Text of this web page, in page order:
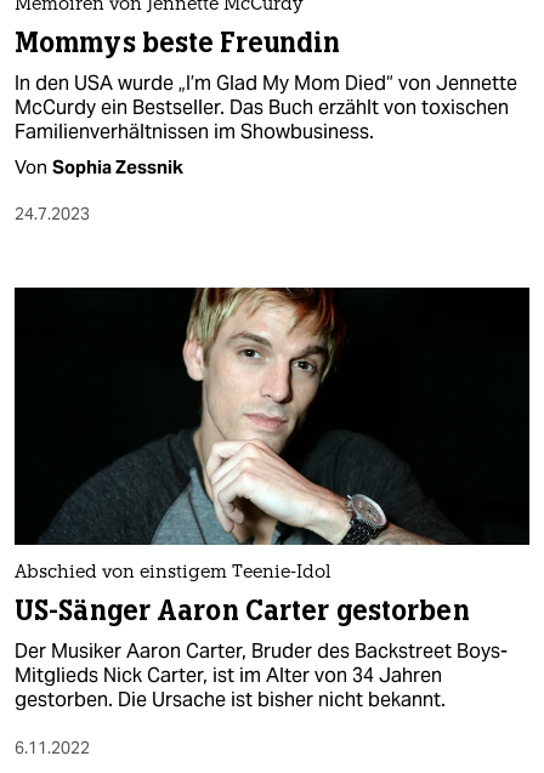
Memoiren von Jennette McCurdy
Mommys beste Freundin
In den USA wurde „I’m Glad My Mom Died“ von Jennette
McCurdy ein Bestseller. Das Buch erzählt von toxischen
Familienverhältnissen im Showbusiness.
Von Sophia Zessnik
24.7.2023
Abschied von einstigem Teenie-Idol
US-Sänger Aaron Carter gestorben
Der Musiker Aaron Carter, Bruder des Backstreet Boys-
Mitglieds Nick Carter, ist im Alter von 34 Jahren
gestorben. Die Ursache ist bisher nicht bekannt.
6.11.2022